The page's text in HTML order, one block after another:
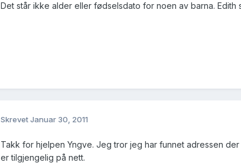
Det står ikke alder eller fødselsdato for noen av barna.
SkrevetJanuar 30, 2011
Takk for hjelpen Yngve. Jeg tror jeg har funnet adressen
er tilgjengelig på nett.